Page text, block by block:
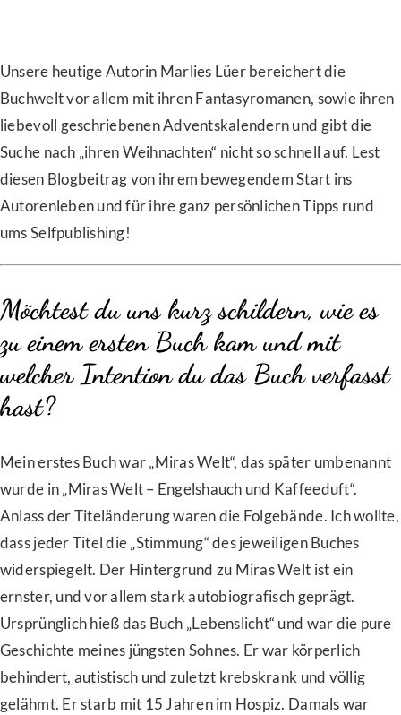
Unsere heutige Autorin Marlies Lüer bereichert die
Buchwelt vor allem mit ihren Fantasyromanen, sowie ihren
liebevoll geschriebenen Adventskalendern und gibt die
Suche nach „ihren Weihnachten“ nicht so schnell auf. Lest
diesen Blogbeitrag von ihrem bewegendem Start ins
Autorenleben und für ihre ganz persönlichen Tipps rund
ums Selfpublishing!
Möchtest du uns kurz schildern, wie es
zu einem ersten Buch kam und mit
welcher Intention du das Buch verfasst
hast?
Mein erstes Buch war „Miras Welt“, das später umbenannt
wurde in „Miras Welt – Engelshauch und Kaffeeduft“.
Anlass der Titeländerung waren die Folgebände. Ich wollte,
dass jeder Titel die „Stimmung“ des jeweiligen Buches
widerspiegelt. Der Hintergrund zu Miras Welt ist ein
ernster, und vor allem stark autobiografisch geprägt.
Ursprünglich hieß das Buch „Lebenslicht“ und war die pure
Geschichte meines jüngsten Sohnes. Er war körperlich
behindert, autistisch und zuletzt krebskrank und völlig
gelähmt. Er starb mit 15 Jahren im Hospiz. Damals war